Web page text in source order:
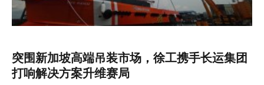
突围新加坡高端吊装市场，徐工携手长运集团
打响解决方案升维赛局